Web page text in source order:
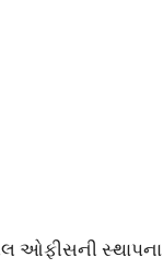
ઓફીસની સ્થાપના